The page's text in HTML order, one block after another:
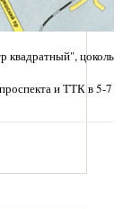
квадратный",
и ТТК в 5-7